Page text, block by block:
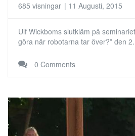
685 visningar | 11 Augusti, 2015
Ulf Wickboms slutkläm på
göra när robotarna tar över?” den
0 Comments